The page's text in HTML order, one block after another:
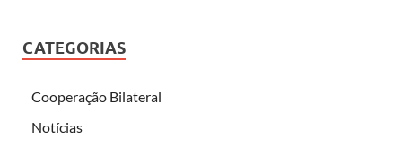
CATEGORIAS
Cooperação Bilateral
Notícias